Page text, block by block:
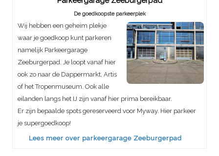
De goedkoopste parkeerplek
Wij hebben een geheim plekje
waar je goedkoop kunt parkeren
namelijk Parkeergarage
Zeeburgerpad. Je loopt vanaf hier
ook zo naar de Dappermarkt, Artis
of het Tropenmuseum. Ook alle
eilanden langs het IJ zijn vanaf hier prima bereikbaar.
Er zijn bepaalde spots gereserveerd voor Myway. Hier parkeer
je supergoedkoop!
Lees meer over parkeergarage Zeeburgerpad